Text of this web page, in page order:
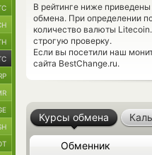
В рейтинге ниже
обмена. При определении
количество валюты
строгую проверку.
Если вы посетили наш
сайта BestChange.ru.
Курсы обмена
Обменник